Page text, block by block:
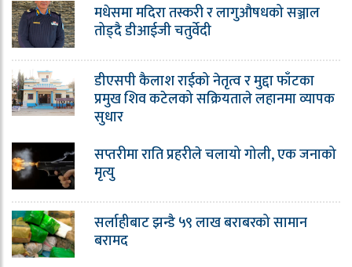
मधेसमा मदिरा तस्करी र लागुऔषधको सञ्जाल
तोड्दै डीआईजी चतुर्वेदी
डीएसपी कैलाश राईको नेतृत्व र मुद्दा फाँटका
प्रमुख शिव कटेलको सक्रियताले लहानमा व्यापक
सुधार
सप्तरीमा राति प्रहरीले चलायो गोली, एक जनाको
मृत्यु
सर्लाहीबाट झन्डै ५९ लाख बराबरको सामान
बरामद